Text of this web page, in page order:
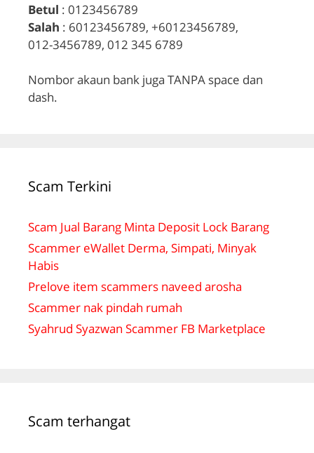
Betul : 0123456789
Salah : 60123456789, +60123456789,
012-3456789, 012 345 6789
Nombor akaun bank juga TANPA space dan
dash.
Scam Terkini
Scam Jual Barang Minta Deposit Lock Barang
Scammer eWallet Derma, Simpati, Minyak
Habis
Prelove item scammers naveed arosha
Scammer nak pindah rumah
Syahrud Syazwan Scammer FB Marketplace
Scam terhangat